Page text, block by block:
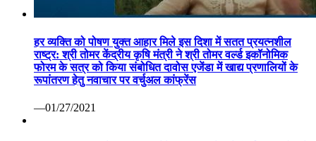
हर व्यक्ति को पोषण युक्त आहार मिले इस दिशा में सतत प्रयत्नशील
राष्ट्र: श्री तोमर केंद्रीय कृषि मंत्री ने श्री तोमर वर्ल्ड इकॉनोमिक
फोरम के सत्र को किया संबोधित दावोस एजेंडा में खाद्य प्रणालियों के
रूपांतरण हेतु नवाचार पर वर्चुअल कांफ्रेंस
—01/27/2021